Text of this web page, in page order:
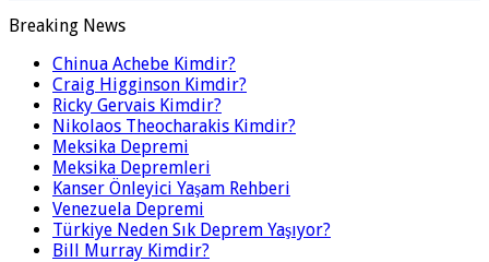
Breaking News
Chinua Achebe Kimdir?
Craig Higginson Kimdir?
Ricky Gervais Kimdir?
Nikolaos Theocharakis Kimdir?
Meksika Depremi
Meksika Depremleri
Kanser Önleyici Yaşam Rehberi
Venezuela Depremi
Türkiye Neden Sık Deprem Yaşıyor?
Bill Murray Kimdir?